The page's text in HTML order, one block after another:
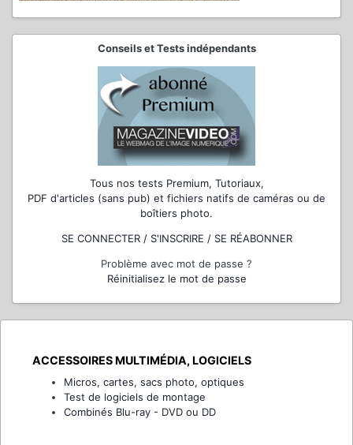
Conseils et Tests indépendants
Tous nos tests Premium, Tutoriaux,
PDF d'articles (sans pub) et fichiers natifs de caméras ou de
boîtiers photo.
SE CONNECTER / S'INSCRIRE / SE RÉABONNER
Problème avec mot de passe ?
Réinitialisez le mot de passe
ACCESSOIRES MULTIMÉDIA, LOGICIELS
Micros, cartes, sacs photo, optiques
Test de logiciels de montage
Combinés Blu-ray - DVD ou DD